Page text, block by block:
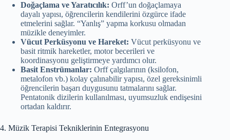
Doğaçlama ve Yaratıcılık: Orff’un doğaçlamaya
dayalı yapısı, öğrencilerin kendilerini özgürce ifade
etmelerini sağlar. “Yanlış” yapma korkusu olmadan
müzikle deneyimler.
Vücut Perküsyonu ve Hareket: Vücut perküsyonu ve
basit ritmik hareketler, motor becerileri ve
koordinasyonu geliştirmeye yardımcı olur.
Basit Enstrümanlar: Orff çalgılarının (ksilofon,
metalofon vb.) kolay çalınabilir yapısı, özel gereksinimli
öğrencilerin başarı duygusunu tatmalarını sağlar.
Pentatonik dizilerin kullanılması, uyumsuzluk endişesini
ortadan kaldırır.
4. Müzik Terapisi Tekniklerinin Entegrasyonu